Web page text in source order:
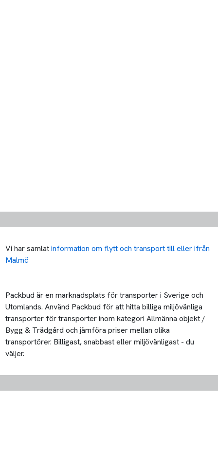
Vi har samlatinformation om flytt och transport till eller ifrån
Malmö
Packbud är en marknadsplats för transporter i Sverige och
Utomlands. Använd Packbud för att hitta billiga miljövänliga
transporter för transporter inom kategori Allmänna objekt /
Bygg & Trädgård och jämföra priser mellan olika
transportörer. Billigast, snabbast eller miljövänligast - du
väljer.